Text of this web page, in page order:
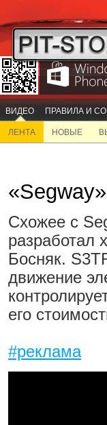
ВИДЕО ПРАВИЛА И
ЛЕНТА НОВЫЕ
Схожее с
разработал
Босняк.
движение
его
#реклама